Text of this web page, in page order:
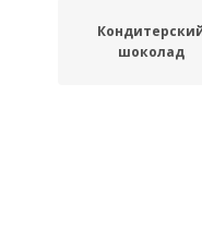
шоколад